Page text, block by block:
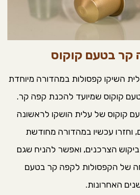
קר בטעם קוקוס
השיקו קפסולות במהדורה מיוחדת
קוקוס שמיועד להכנת קפה קר.
קוקוס של עלית הושקו לראשונה
וחזרו עכשיו במהדורה מחודשת
הצרכנים, ואפשר להניח שגם
של הקפסולות לקפה קר בטעם
האחרונות.